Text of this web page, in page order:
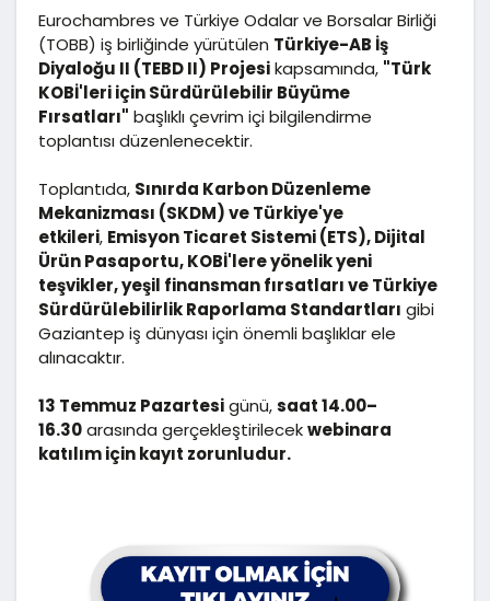
Eurochambres ve Türkiye Odalar ve Borsalar Birliği
(TOBB) iş birliğinde yürütülen Türkiye-AB İş
Diyaloğu II (TEBD II) Projesikapsamında, "Türk
KOBİ'leri için Sürdürülebilir Büyüme
Fırsatları" başlıklı çevrim içi bilgilendirme
toplantısı düzenlenecektir.
Toplantıda, Sınırda Karbon Düzenleme
Mekanizması (SKDM) ve Türkiye'ye
etkileri, Emisyon Ticaret Sistemi (ETS), Dijital
Ürün Pasaportu, KOBİ'lere yönelik yeni
teşvikler, yeşil finansman fırsatları ve Türkiye
Sürdürülebilirlik Raporlama Standartları gibi
Gaziantep iş dünyası için önemli başlıklar ele
alınacaktır.
13 Temmuz Pazartesigünü,saat 14.00–
16.30arasında gerçekleştirilecekwebinara
katılım için kayıt zorunludur.